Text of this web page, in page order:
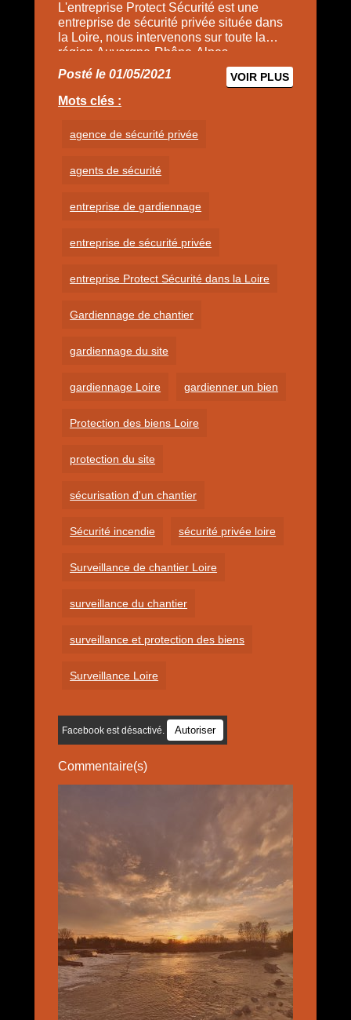
L'entreprise Protect Sécurité est une
entreprise de sécurité privée située dans
la Loire, nous intervenons sur toute la
région Auvergne-Rhône-Alpes.
Posté le 01/05/2021
VOIR PLUS
Mots clés :
agence de sécurité privée
agents de sécurité
entreprise de gardiennage
entreprise de sécurité privée
entreprise Protect Sécurité dans la Loire
Gardiennage de chantier
gardiennage du site
gardiennage Loire gardienner un bien
Protection des biens Loire
protection du site
sécurisation d'un chantier
Sécurité incendie sécurité privée loire
Surveillance de chantier Loire
surveillance du chantier
surveillance et protection des biens
Surveillance Loire
Facebook est désactivé. Autoriser
Commentaire(s)